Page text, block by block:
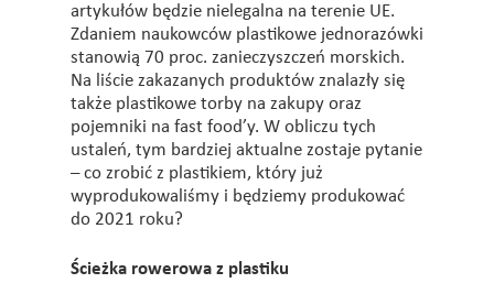
artykułów będzie nielegalna na terenie UE.
Zdaniem naukowców plastikowe jednorazówki
stanowią 70 proc. zanieczyszczeń morskich.
Na liście zakazanych produktów znalazły się
także plastikowe torby na zakupy oraz
pojemniki na fast food’y. W obliczu tych
ustaleń, tym bardziej aktualne zostaje pytanie
– co zrobić z plastikiem, który już
wyprodukowaliśmy i będziemy produkować
do 2021 roku?
Ścieżka rowerowa z plastiku